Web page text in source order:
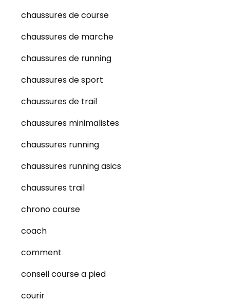
chaussures de course
chaussures de marche
chaussures de running
chaussures de sport
chaussures de trail
chaussures minimalistes
chaussures running
chaussures running asics
chaussures trail
chrono course
coach
comment
conseil course a pied
courir